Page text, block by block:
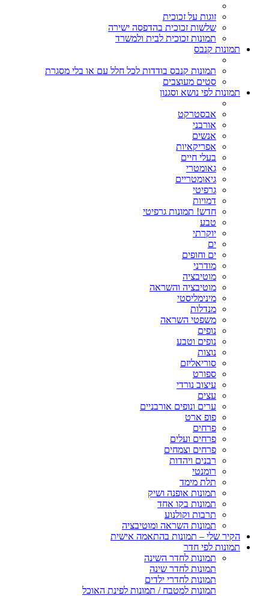
זוגות על זכוכית
שלשות זכוכית בהדפסה ישירה
תמונות זכוכית לבית ולמשרד
תמונות קנבס
תמונות קנבס בודדות לכל חלל עם או בלי מסגרת
סטים מעוצבים
תמונות לפי נושא וסגנון
אבסטרקט
אורבני
אנשים
אפריקאיות
בעלי חיים
גאומטרי
גיאומטריים
גרפיטי
דמויות
חדש! תמונות גרפיטי
טבע
יוקרתי
ים
ים וחופים
מודרני
מוטיבציה
מוטיבציה והשראה
מינימליסטי
מנדלות
משפטי השראה
נופים
נופים וטבע
נוצות
סוריאליזם
ספורט
עיצוב נורדי
עצים
ערים ונופים אורבניים
פופ ארט
פרחים
פרחים ועלים
פרחים וצמחים
רבנים ויהדות
רומנטי
תלת מימד
תמונות אופנה ושיק
תמונות בקו אחד
תרבות וקולנוע
תמונות השראה ומוטיבציה
הקיר שלי – תמונות בהתאמה אישית
תמונות לפי חדר
תמונות לחדר השינה
תמונות לחדר שינה
תמונות לחדרי ילדים
תמונות למטבח / תמונות לפינת האוכל